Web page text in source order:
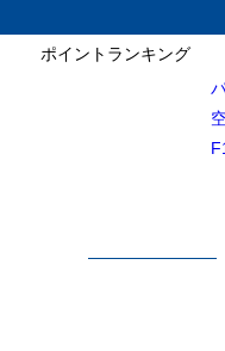
ポイントランキング